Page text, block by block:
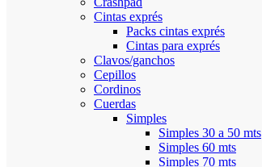
Cintas exprés
Packs cintas exprés
Cintas para exprés
Clavos/ganchos
Cepillos
Cordinos
Cuerdas
Simples
Simples 30 a 50 mts
Simples 60 mts
Simples 70 mts